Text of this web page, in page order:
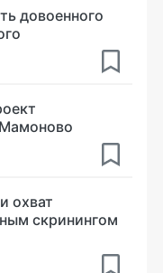
довоенного
охват
скринингом